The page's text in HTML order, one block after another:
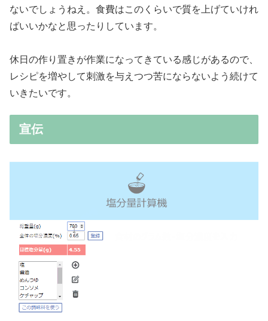
ないでしょうねえ。食費はこのくらいで質を上げていけれ
ばいいかなと思ったりしています。
休日の作り置きが作業になってきている感じがあるので、
レシピを増やして刺激を与えつつ苦にならないよう続けて
いきたいです。
宣伝